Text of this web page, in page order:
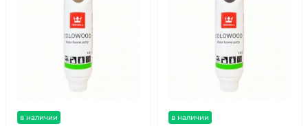
в наличии в наличии